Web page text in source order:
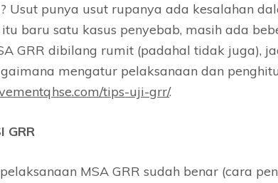
Usut punya usut rupanya ada kesalahan
baru satu kasus penyebab, masih ada
GRR dibilang rumit (padahal tidak juga),
mengatur pelaksanaan dan
tips-uji-grr/.
GRR
MSA GRR sudah benar (cara